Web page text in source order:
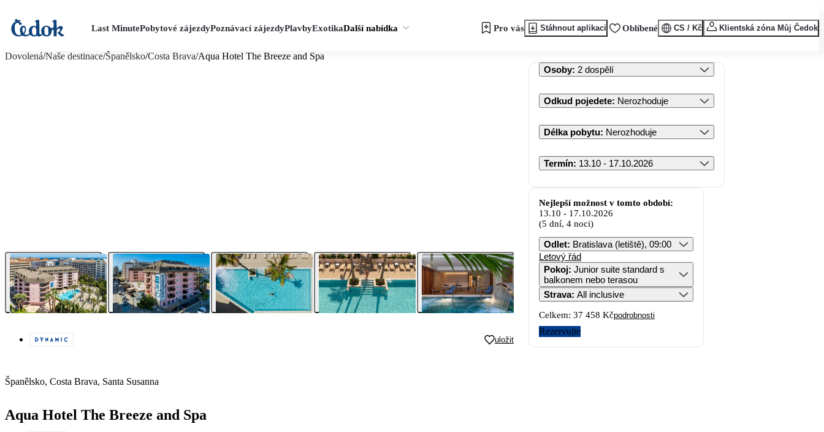
Last MinutePobytové zájezdyPoznávací zájezdyPlavbyExotikaDalší nabídka Pro vás Stáhnout aplikaci Oblíbené CS / Kč Klientská zóna Můj Čedok
Dovolená/Naše destinace/Španělsko/Costa Brava/Aqua Hotel The Breeze and Spa
uložit
Španělsko, Costa Brava, Santa Susanna
Aqua Hotel The Breeze and Spa
Osoby: 2 dospělí
Odkud pojedete: Nerozhoduje
Délka pobytu: Nerozhoduje
Termín: 13.10 - 17.10.2026
Nejlepší možnost v tomto období:
13.10 - 17.10.2026
(5 dní, 4 noci)
Odlet: Bratislava (letiště), 09:00
Letový řád
Pokoj: Junior suite standard s
balkonem nebo terasou
Strava: All inclusive
Celkem: 37 458 Kčpodrobnosti
Rezervujte